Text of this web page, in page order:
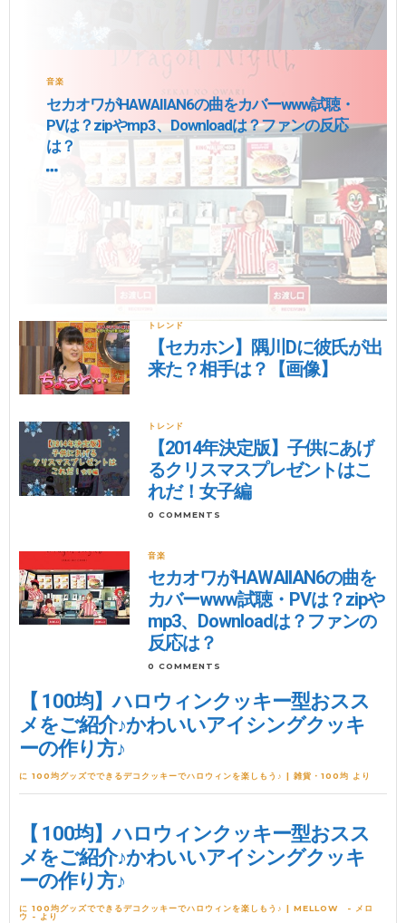
音楽
セカオワがHAWAIIAN6の曲をカバーwww試聴・
PVは？zipやmp3、Downloadは？ファンの反応
は？
トレンド
【セカホン】隅川Dに彼氏が出
来た？相手は？【画像】
トレンド
【2014年決定版】子供にあげ
るクリスマスプレゼントはこ
れだ！女子編
0 COMMENTS
音楽
セカオワがHAWAIIAN6の曲を
カバーwww試聴・PVは？zipや
mp3、Downloadは？ファンの
反応は？
0 COMMENTS
【 100均】ハロウィンクッキー型おスス
メをご紹介♪かわいいアイシングクッキ
ーの作り方♪
に 100均グッズでできるデコクッキーでハロウィンを楽しもう♪ | 雑貨・100均 より
【 100均】ハロウィンクッキー型おスス
メをご紹介♪かわいいアイシングクッキ
ーの作り方♪
に 100均グッズでできるデコクッキーでハロウィンを楽しもう♪ | MELLOW - メロ
ウ - より